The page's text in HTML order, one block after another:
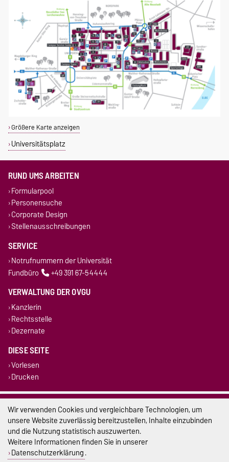
Größere Karte anzeigen
Universitätsplatz
RUND UMS ARBEITEN
Formularpool
Personensuche
Corporate Design
Stellenausschreibungen
SERVICE
Notrufnummern der Universität
Fundbüro
+49 391 67-54444
VERWALTUNG DER OVGU
Kanzlerin
Rechtsstelle
Dezernate
DIESE SEITE
Vorlesen
Drucken
Impressum
Datenschutz
Barrierefreiheit
Wir verwenden Cookies und vergleichbare Technologien, um
unsere Website zuverlässig bereitzustellen, Inhalte einzubinden
und die Nutzung statistisch auszuwerten.
Weitere Informationen finden Sie in unserer
Datenschutzerklärung.